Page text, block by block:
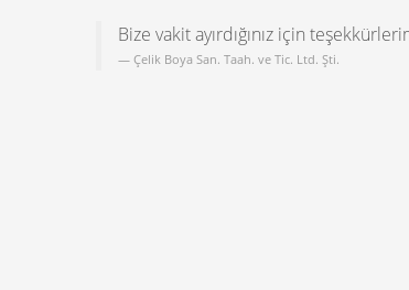
Bize vakit ayırdığınız için
Çelik Boya San. Taah. ve Tic. Ltd. Şti.